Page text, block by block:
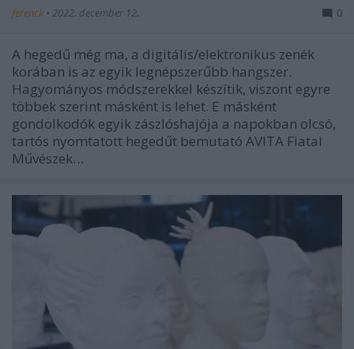
ferenck • 2022. december 12. 0
A hegedű még ma, a digitális/elektronikus zenék
korában is az egyik legnépszerűbb hangszer.
Hagyományos módszerekkel készítik, viszont egyre
többek szerint másként is lehet. E másként
gondolkodók egyik zászlóshajója a napokban olcsó,
tartós nyomtatott hegedűt bemutató AVITA Fiatal
Művészek…